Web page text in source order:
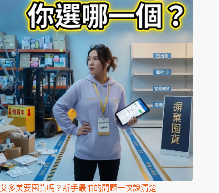
艾多美要囤貨嗎？新手最怕的問題一次說清楚